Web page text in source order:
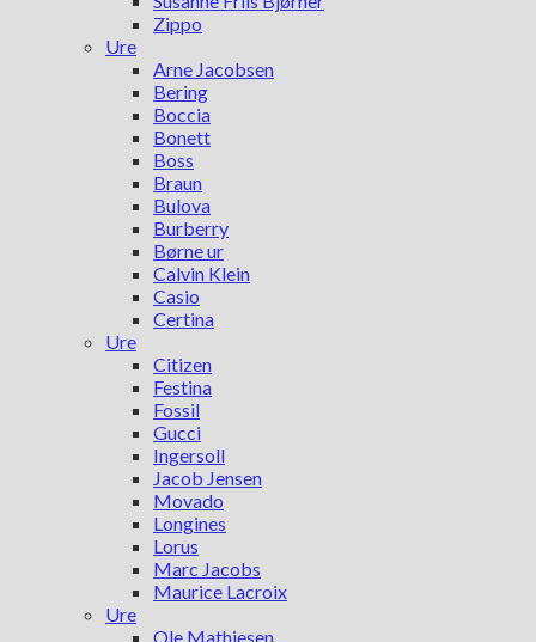
Zippo
Ure
Arne Jacobsen
Bering
Boccia
Bonett
Boss
Braun
Bulova
Burberry
Børne ur
Calvin Klein
Casio
Certina
Ure
Citizen
Festina
Fossil
Gucci
Ingersoll
Jacob Jensen
Movado
Longines
Lorus
Marc Jacobs
Maurice Lacroix
Ure
Ole Mathiesen